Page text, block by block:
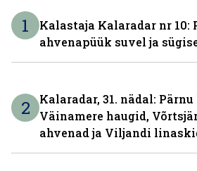
1
Kalastaja Kalaradar nr 10:
ahvenapüük suvel ja
2
Kalaradar, 31. nädal:
Väinamere haugid,
ahvenad ja Viljandi